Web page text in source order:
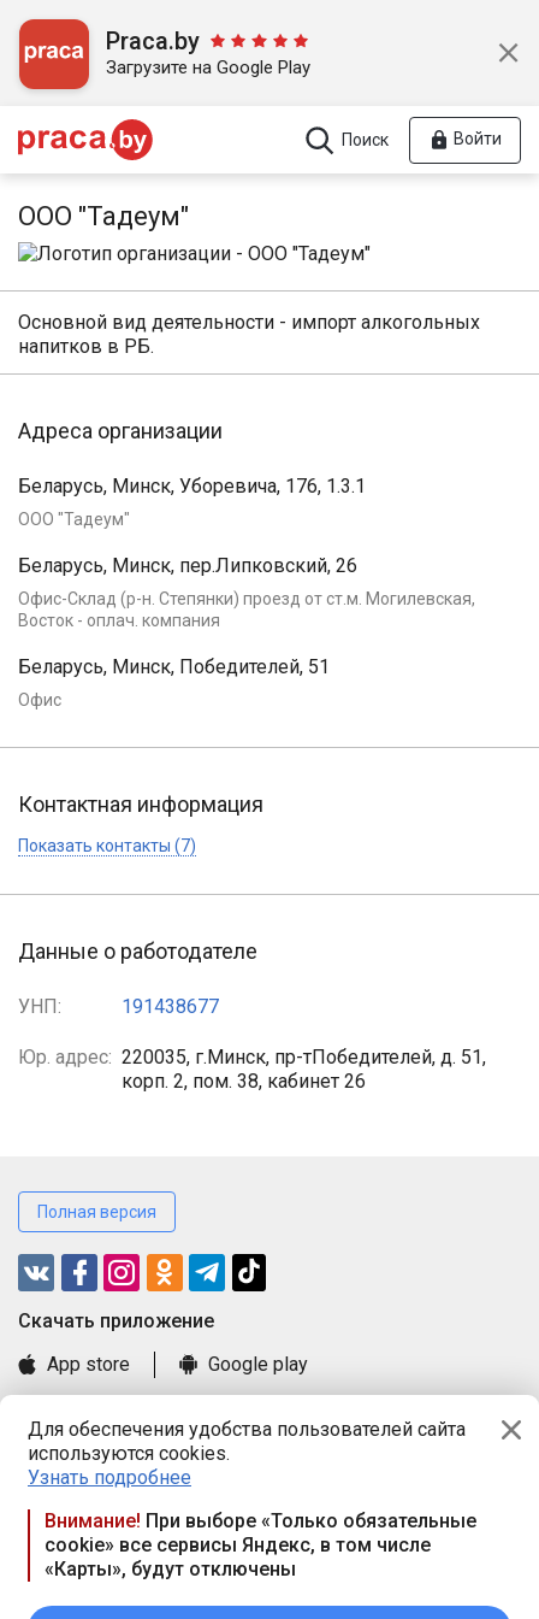
Для обеспечения удобства пользователей сайта
используются cookies.
Узнать подробнее
Внимание! При выборе «Только обязательные
cookie» все сервисы Яндекс, в том числе
«Карты», будут отключены
Praca.by
Загрузите на Google Play
Поиск Войти
ООО "Тадеум"
Основной вид деятельности - импорт алкогольных
напитков в РБ.
Адреса организации
Беларусь, Минск, Уборевича, 176, 1.3.1
ООО "Тадеум"
Беларусь, Минск, пер.Липковский, 26
Офис-Склад (р-н. Степянки) проезд от ст.м. Могилевская,
Восток - оплач. компания
Беларусь, Минск, Победителей, 51
Офис
Контактная информация
Показать контакты (7)
Данные о работодателе
УНП: 191438677
Юр. адрес: 220035, г.Минск, пр-тПобедителей, д. 51,
корп. 2, пом. 38, кабинет 26
Полная версия
Cкачать приложение
App store
Google play
Книга замечаний и предложений
Правила и документы
Praca.by © 2000—2026, ООО «ПРАЦА БАЙ»
Республика Беларусь, 220114, г. Минск, пр-т Независимости
117а, пом. № 9.
вых. дн. — сб., вс.